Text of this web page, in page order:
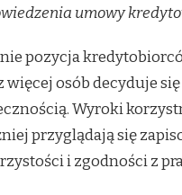
umowy
pozycja
więcej osób decyduje
Wyroki
przyglądają się
i zgodności z